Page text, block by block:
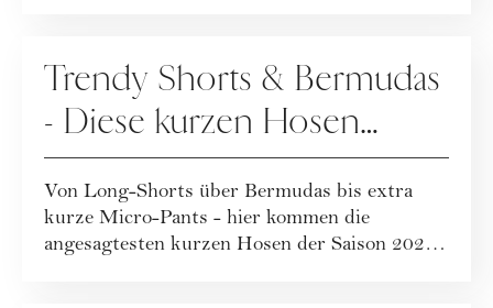
Trendy Shorts & Bermudas
- Diese kurzen Hosen
tragen wir F/S 2024
Von Long-Shorts über Bermudas bis extra
kurze Micro-Pants - hier kommen die
angesagtesten kurzen Hosen der Saison 2024,